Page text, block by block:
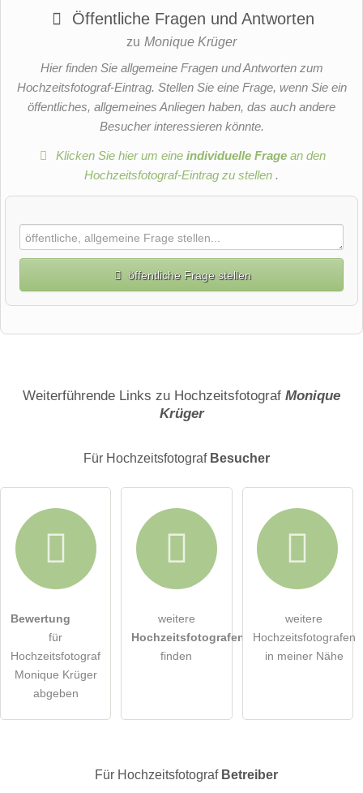
Öffentliche Fragen und Antworten
zu Monique Krüger
Hier finden Sie allgemeine Fragen und Antworten zum
Hochzeitsfotograf-Eintrag. Stellen Sie eine Frage, wenn Sie ein
öffentliches, allgemeines Anliegen haben, das auch andere
Besucher interessieren könnte.
Klicken Sie hier um eineindividuelle Frage an den
Hochzeitsfotograf-Eintrag zu stellen .
öffentliche Frage stellen
E-Mail-Adresse (wird nicht veröffentlicht)
Die Datenschutzerklärung habe ich zur Kenntnis genommen.
öffentliche Frage stellen
Hinweis:Bitte beachten Sie, öffentliche Fragen sindfür alle
Hochzeitsfotograf-Eintrag zu stellen.
Weiterführende Links zu Hochzeitsfotograf Monique
Krüger
Für Hochzeitsfotograf Besucher
Bewertung
für
Hochzeitsfotograf
Monique Krüger
abgeben
weitere
Hochzeitsfotografen
finden
weitere
Hochzeitsfotografen
in meiner Nähe
Für Hochzeitsfotograf Betreiber